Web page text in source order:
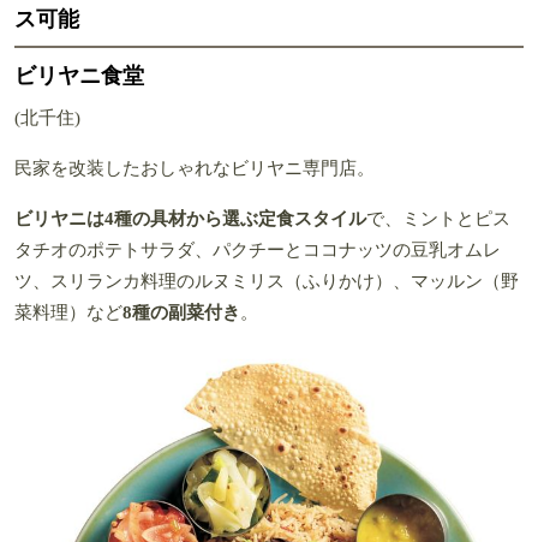
ス可能
ビリヤニ食堂
(北千住)
民家を改装したおしゃれなビリヤニ専門店。
ビリヤニは4種の具材から選ぶ定食スタイルで、ミントとピス
タチオのポテトサラダ、パクチーとココナッツの豆乳オムレ
ツ、スリランカ料理のルヌミリス（ふりかけ）、マッルン（野
菜料理）など8種の副菜付き 。